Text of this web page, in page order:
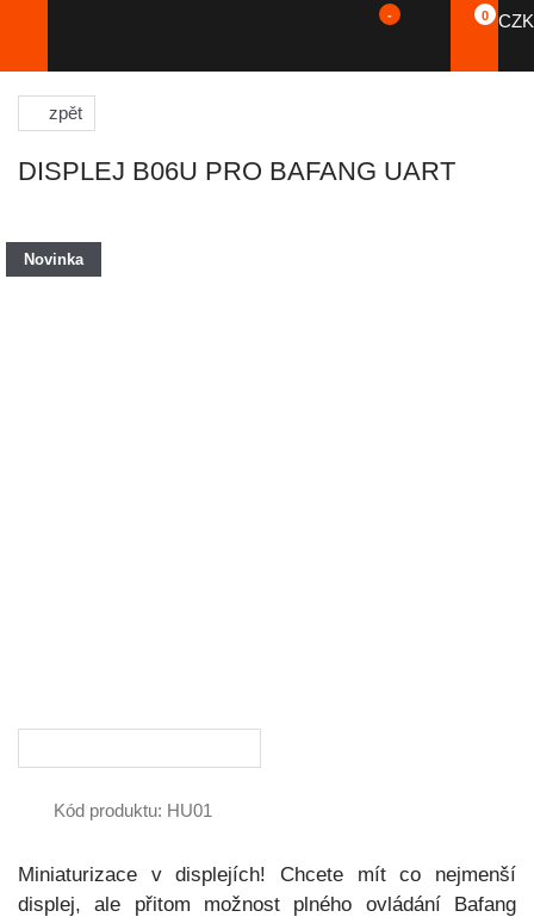
- 0 CZK
zpět
DISPLEJ B06U PRO BAFANG UART
Novinka
Kód produktu: HU01
Miniaturizace v displejích! Chcete mít co nejmenší
displej, ale přitom možnost plného ovládání Bafang